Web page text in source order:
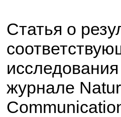
Статья о
журнале